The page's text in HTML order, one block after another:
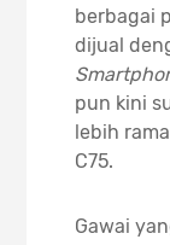
berbagai
dijual
pun kini
lebih
C75.
Gawai